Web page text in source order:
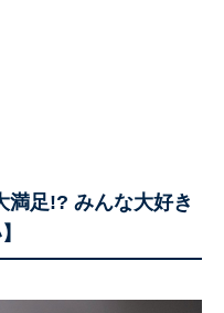
満足!? みんな大好き